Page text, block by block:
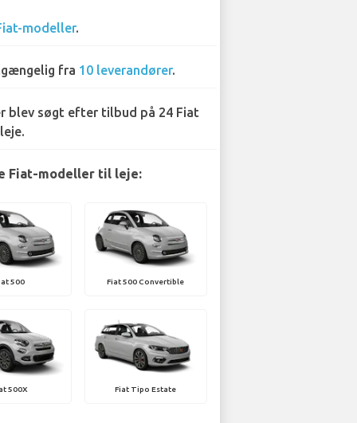
modeller.
fra 10 leverandører.
blev søgt efter tilbud på 24 Fiat
Fiat-modeller til leje:
500 Fiat 500 Convertible
500X Fiat Tipo Estate